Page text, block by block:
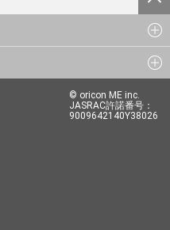
© oricon ME inc.
JASRAC許諾番号：
9009642140Y38026